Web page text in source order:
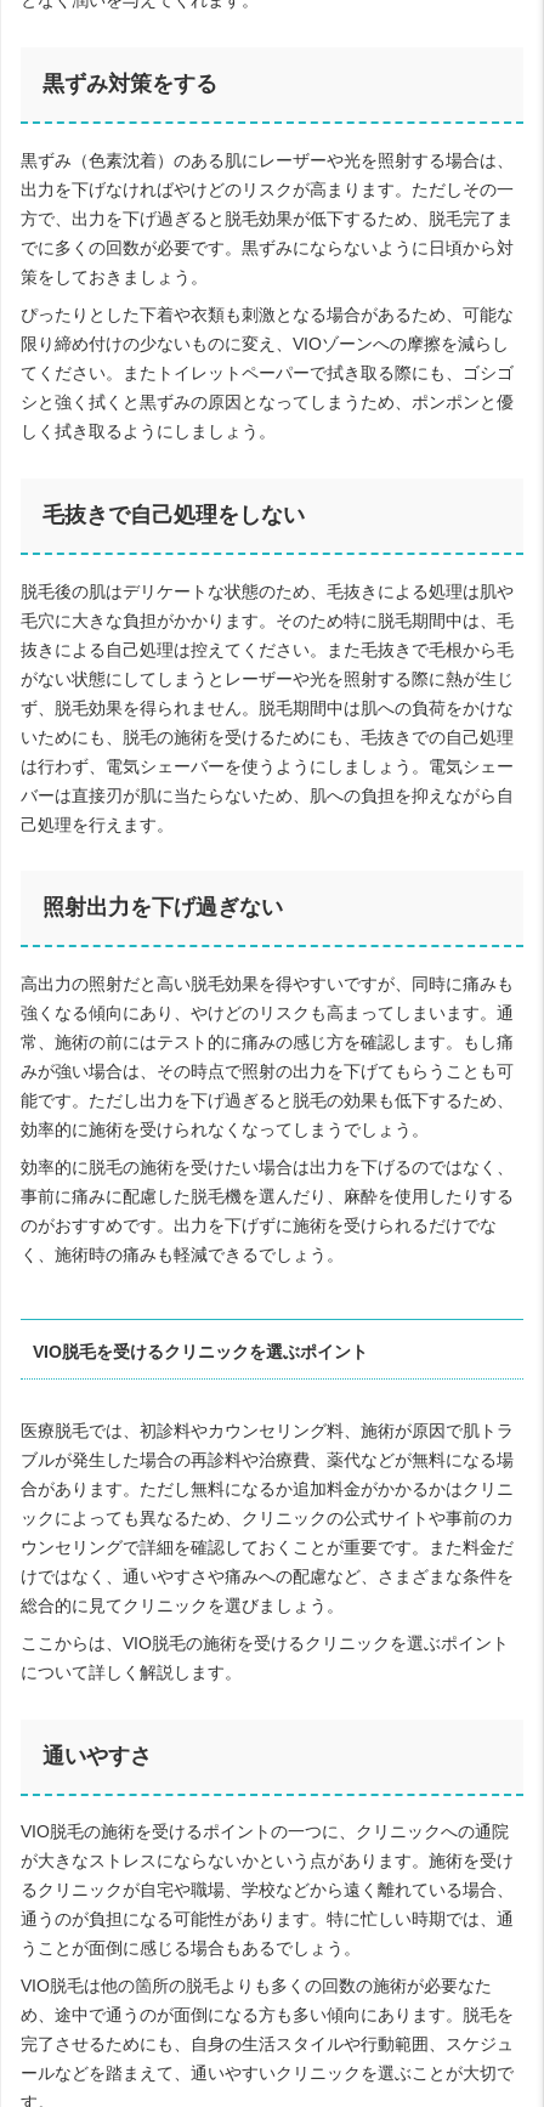
黒ずみ対策をする
黒ずみ（色素沈着）のある肌にレーザーや光を照射する場合は、
出力を下げなければやけどのリスクが高まります。ただしその一
方で、出力を下げ過ぎると脱毛効果が低下するため、脱毛完了ま
でに多くの回数が必要です。黒ずみにならないように日頃から対
策をしておきましょう。
ぴったりとした下着や衣類も刺激となる場合があるため、可能な
限り締め付けの少ないものに変え、VIOゾーンへの摩擦を減らし
てください。またトイレットペーパーで拭き取る際にも、ゴシゴ
シと強く拭くと黒ずみの原因となってしまうため、ポンポンと優
しく拭き取るようにしましょう。
毛抜きで自己処理をしない
脱毛後の肌はデリケートな状態のため、毛抜きによる処理は肌や
毛穴に大きな負担がかかります。そのため特に脱毛期間中は、毛
抜きによる自己処理は控えてください。また毛抜きで毛根から毛
がない状態にしてしまうとレーザーや光を照射する際に熱が生じ
ず、脱毛効果を得られません。脱毛期間中は肌への負荷をかけな
いためにも、脱毛の施術を受けるためにも、毛抜きでの自己処理
は行わず、電気シェーバーを使うようにしましょう。電気シェー
バーは直接刃が肌に当たらないため、肌への負担を抑えながら自
己処理を行えます。
照射出力を下げ過ぎない
高出力の照射だと高い脱毛効果を得やすいですが、同時に痛みも
強くなる傾向にあり、やけどのリスクも高まってしまいます。通
常、施術の前にはテスト的に痛みの感じ方を確認します。もし痛
みが強い場合は、その時点で照射の出力を下げてもらうことも可
能です。ただし出力を下げ過ぎると脱毛の効果も低下するため、
効率的に施術を受けられなくなってしまうでしょう。
効率的に脱毛の施術を受けたい場合は出力を下げるのではなく、
事前に痛みに配慮した脱毛機を選んだり、麻酔を使用したりする
のがおすすめです。出力を下げずに施術を受けられるだけでな
く、施術時の痛みも軽減できるでしょう。
VIO脱毛を受けるクリニックを選ぶポイント
医療脱毛では、初診料やカウンセリング料、施術が原因で肌トラ
ブルが発生した場合の再診料や治療費、薬代などが無料になる場
合があります。ただし無料になるか追加料金がかかるかはクリニ
ックによっても異なるため、クリニックの公式サイトや事前のカ
ウンセリングで詳細を確認しておくことが重要です。また料金だ
けではなく、通いやすさや痛みへの配慮など、さまざまな条件を
総合的に見てクリニックを選びましょう。
ここからは、VIO脱毛の施術を受けるクリニックを選ぶポイント
について詳しく解説します。
通いやすさ
VIO脱毛の施術を受けるポイントの一つに、クリニックへの通院
が大きなストレスにならないかという点があります。施術を受け
るクリニックが自宅や職場、学校などから遠く離れている場合、
通うのが負担になる可能性があります。特に忙しい時期では、通
うことが面倒に感じる場合もあるでしょう。
VIO脱毛は他の箇所の脱毛よりも多くの回数の施術が必要なた
め、途中で通うのが面倒になる方も多い傾向にあります。脱毛を
完了させるためにも、自身の生活スタイルや行動範囲、スケジュ
ールなどを踏まえて、通いやすいクリニックを選ぶことが大切で
す。